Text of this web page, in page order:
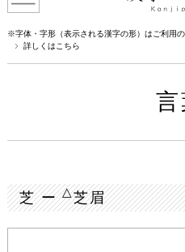
※字体・字形（表示される漢字の形）はご利用
詳しくはこちら
言
芝 ー△芝眉